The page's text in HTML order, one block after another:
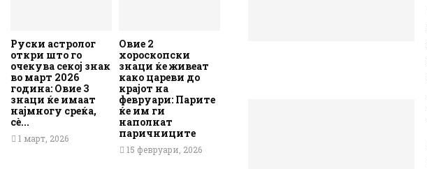
Руски астролог
откри што го
очекува секој знак
во март 2026
година: Овие 3
знаци ќе имаат
најмногу среќа,
сè...
1 март, 2026
Овие 2
хороскопски
знаци ќе живеат
како цареви до
крајот на
февруари: Парите
ќе им ги
наполнат
паричниците
15 февруари, 2026